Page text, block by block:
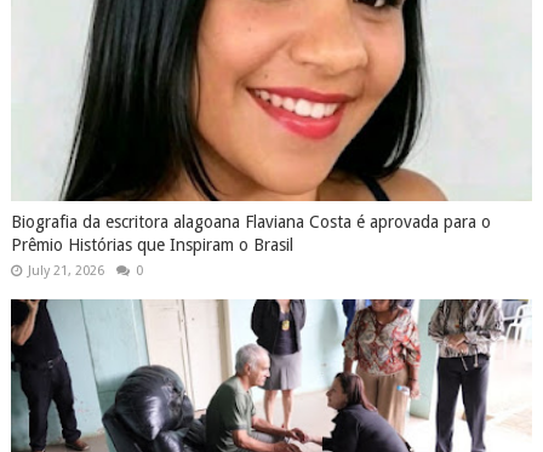
Biografia da escritora alagoana Flaviana Costa é aprovada para o
Prêmio Histórias que Inspiram o Brasil
July 21, 2026 0